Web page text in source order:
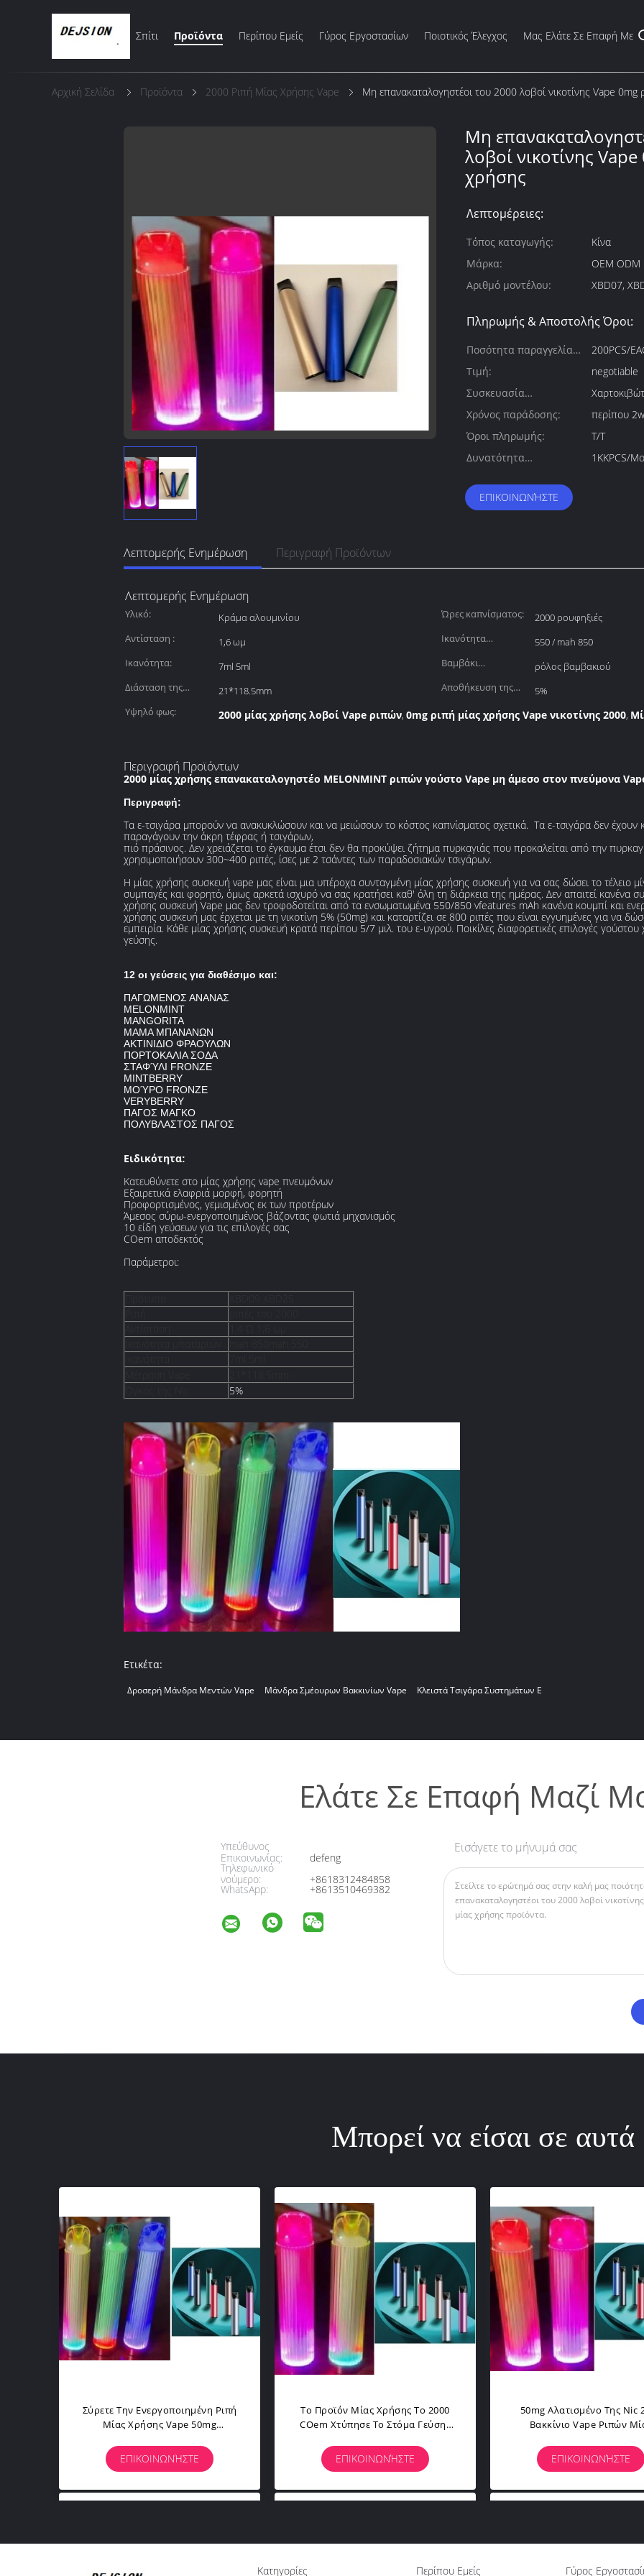
Σπίτι Προϊόντα Περίπου Εμείς Γύρος Εργοστασίων Ποιοτικός Έλεγχος Μας Ελάτε Σε Επαφή Με
Αρχική Σελίδα Προϊόντα 2000 Ριπή Μίας Χρήσης Vape Μη επανακαταλογηστέοι του 2000 λοβοί νικοτίνης Vape 0mg
Μη
λοβοί νικοτίνης
χρήσης
Λεπτομέρειες:
Τόπος καταγωγής:
Κίνα
Μάρκα:
OEM ODM
Αριθμό μοντέλου:
XBD07,
Πληρωμής & Αποστολής Όροι:
Ποσότητα παραγγελίας
min:
200PCS/
Τιμή:
negotiable
Συσκευασία
λεπτομέρειες:
Χρόνος παράδοσης:
περίπου
Όροι πληρωμής:
T/T
Δυνατότητα
1KKPCS/
ΕΠΙΚΟΙΝΩΝΉΣΤΕ
Λεπτομερής Ενημέρωση Περιγραφή Προϊόντων
Λεπτομερής Ενημέρωση
Υλικό: Κράμα αλουμινίου Ώρες καπνίσματος:
2000 ρουφηξιές
Αντίσταση :
1,6 ωμ
Ικανότητα
μπαταριών:
550 / mah 850
Ικανότητα:
7ml 5ml
Βαμβάκι
αποθήκευσης
πετρελαίου:
ρόλος βαμβακιού
Διάσταση της
συσκευής:
21*118.5mm
Αποθήκευση της
5%
Υψηλό φως:
2000 μίας χρήσης λοβοί Vape ριπών, 0mg ριπή μίας χρήσης Vape νικοτίνης 2000,
Περιγραφή Προϊόντων
2000 μίας χρήσης επανακαταλογηστέο MELONMINT ριπών γούστο Vape μη άμεσο στον πνεύμονα
Περιγραφή:
Τα ε-τσιγάρα μπορούν να ανακυκλώσουν και να μειώσουν το κόστος καπνίσματος σχετικά. Τα ε-τσιγάρα δεν έχουν
παραγάγουν την άκρη τέφρας ή τσιγάρων,
πιό πράσινος. Δεν χρειάζεται το έγκαυμα έτσι δεν θα προκύψει ζήτημα πυρκαγιάς που προκαλείται από την
χρησιμοποιήσουν 300~400 ριπές, ίσες με 2 τσάντες των παραδοσιακών τσιγάρων.
Η μίας χρήσης συσκευή vape μας είναι μια υπέροχα συνταγμένη μίας χρήσης συσκευή για να σας δώσει το τέλειο
συμπαγές και φορητό, όμως αρκετά ισχυρό να σας κρατήσει καθ' όλη τη διάρκεια της ημέρας. Δεν απαιτεί κανένα
χρήσης συσκευή Vape μας δεν τροφοδοτείται από τα ενσωματωμένα 550/850 vfeatures mAh κανένα κουμπί και
χρήσης συσκευή μας έρχεται με τη νικοτίνη 5% (50mg) και καταρτίζει σε 800 ριπές που είναι εγγυημένες για να
εμπειρία. Κάθε μίας χρήσης συσκευή κρατά περίπου 5/7 μιλ. του ε-υγρού. Ποικίλες διαφορετικές επιλογές
γεύσης.
12 οι γεύσεις για διαθέσιμο και:
ΠΑΓΩΜΕΝΟΣ ΑΝΑΝΑΣ
MELONMINT
MANGORITA
ΜΑΜΑ ΜΠΑΝΑΝΩΝ
ΑΚΤΙΝΙΔΙΟ ΦΡΑΟΥΛΩΝ
ΠΟΡΤΟΚΑΛΙΑ ΣΟΔΑ
ΣΤΑΦΎΛΙ FRONZE
MINTBERRY
ΜΟΎΡΟ FRONZE
VERYBERRY
ΠΑΓΟΣ ΜΑΓΚΟ
ΠΟΛΥΒΛΑΣΤΟΣ ΠΑΓΟΣ
Ειδικότητα:
Κατευθύνετε στο μίας χρήσης vape πνευμόνων
Εξαιρετικά ελαφριά μορφή, φορητή
Προφορτισμένος, γεμισμένος εκ των προτέρων
Άμεσος σύρω-ενεργοποιημένος βάζοντας φωτιά μηχανισμός
10 είδη γεύσεων για τις επιλογές σας
COem αποδεκτός
Παράμετροι:
5%
Ετικέτα:
Δροσερή Μάνδρα Μεντών Vape Μάνδρα Σμέουρων Βακκινίων Vape Κλειστά Τσιγάρα Συστημάτων Ε
Ελάτε Σε Επαφή Μαζί
Υπεύθυνος
Επικοινωνίας:
defeng
Τηλεφωνικό
νούμερο:
+8618312484858
WhatsApp: +8613510469382
Εισάγετε το μήνυμά σας
Μπορεί να είσαι σε αυτά
Σύρετε Την Ενεργοποιημένη Ριπή
Μίας Χρήσης Vape 50mg
ΕΠΙΚΟΙΝΩΝΉΣΤΕ
Το Προϊόν Μίας Χρήσης Το 2000
COem Χτύπησε Το Στόμα Γεύσης
Στον Πνεύμονα
ΕΠΙΚΟΙΝΩΝΉΣΤΕ
50mg Αλατισμένο Της Nic
Βακκίνιο Vape Ριπών
ΕΠΙΚΟΙΝΩΝΉΣΤΕ
Κατηγορίες Περίπου Εμείς Γύρος